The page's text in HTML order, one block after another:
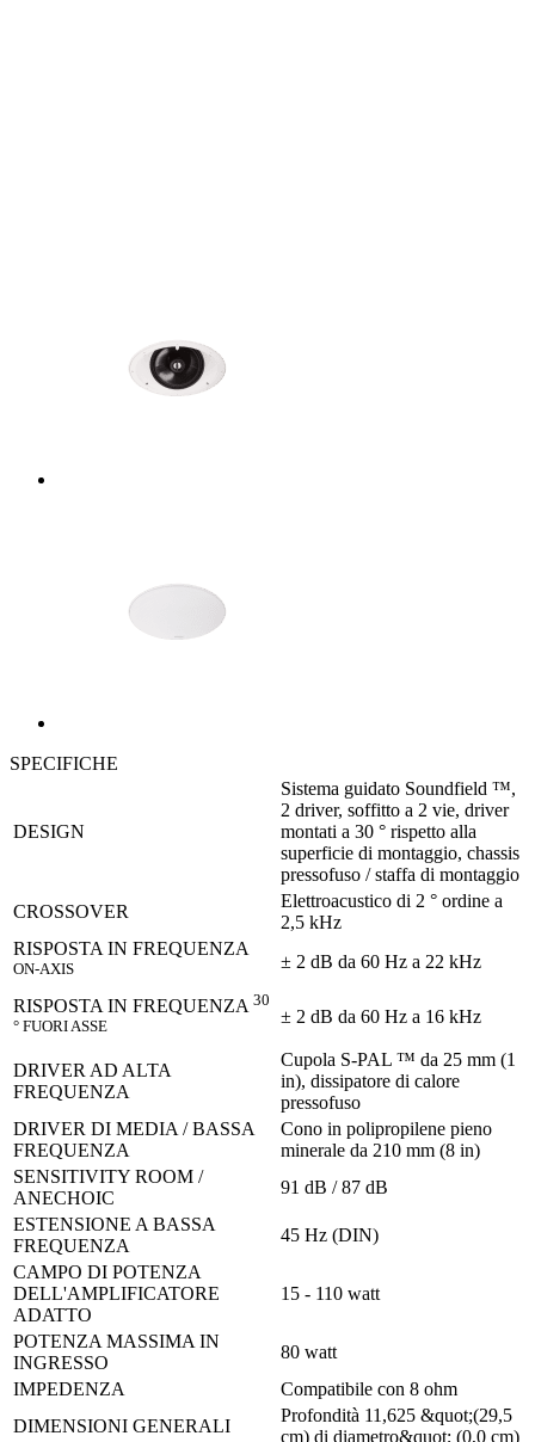
SPECIFICHE
DESIGN
Sistema guidato Soundfield ™,
2 driver, soffitto a 2 vie, driver
montati a 30 ° rispetto alla
superficie di montaggio, chassis
pressofuso / staffa di montaggio
CROSSOVER
Elettroacustico di 2 ° ordine a
2,5 kHz
RISPOSTA IN FREQUENZA
ON-AXIS ± 2 dB da 60 Hz a 22 kHz
RISPOSTA IN FREQUENZA 30
° FUORI ASSE
± 2 dB da 60 Hz a 16 kHz
DRIVER AD ALTA
FREQUENZA
Cupola S-PAL ™ da 25 mm (1
in), dissipatore di calore
pressofuso
DRIVER DI MEDIA / BASSA
FREQUENZA
Cono in polipropilene pieno
minerale da 210 mm (8 in)
SENSITIVITY ROOM /
ANECHOIC
91 dB / 87 dB
ESTENSIONE A BASSA
FREQUENZA
45 Hz (DIN)
CAMPO DI POTENZA
DELL'AMPLIFICATORE
ADATTO
15 - 110 watt
POTENZA MASSIMA IN
INGRESSO
80 watt
IMPEDENZA
Compatibile con 8 ohm
DIMENSIONI GENERALI
Profondità 11,625 &quot;(29,5
cm) di diametro&quot; (0,0 cm)